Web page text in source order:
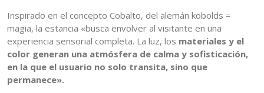
Inspirado en el concepto Cobalto, del alemán kobolds =
magia, la estancia «busca envolver al visitante en una
experiencia sensorial completa. La luz, los materiales y el
color generan una atmósfera de calma y sofisticación,
en la que el usuario no solo transita, sino que
permanece».